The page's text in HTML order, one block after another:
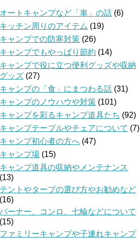
オートキャンプなど「車」の話 (6)
キッチン周りのアイテム (19)
キャンプでの防寒対策 (26)
キャンプでもやっぱり節約 (14)
キャンプで役に立つ便利グッズや収納
グッズ (27)
キャンプの「食」にまつわる話 (31)
キャンプのノウハウや対策 (101)
キャンプを彩るキャンプ道具たち (92)
キャンプテーブルやチェアについて (7)
キャンプ初心者の方へ (47)
キャンプ場 (15)
キャンプ道具の収納やメンテナンス
(13)
テントやタープの選び方やお勧めなど
(16)
バーナー、コンロ、七輪などについて
(15)
ファミリーキャンプや子連れキャンプ